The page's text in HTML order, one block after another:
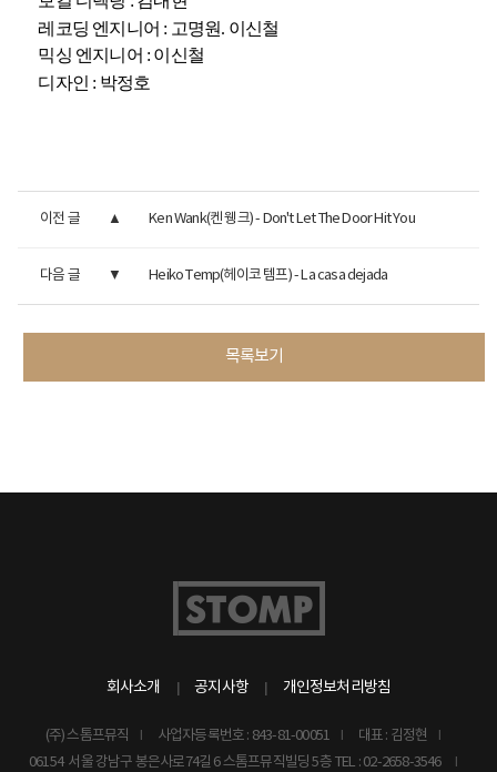
레코딩 엔지니어 : 고명원. 이신철
믹싱 엔지니어 : 이신철
디자인 : 박정호
이전 글 Ken Wank(켄 웽크) - Don't Let The Door Hit You
다음 글 Heiko Temp(헤이코 템프) - La casa dejada
목록보기
회사소개 공지사항 개인정보처리방침
(주) 스톰프뮤직 사업자등록번호 : 843-81-00051
대표 : 김정현
06154 서울 강남구 봉은사로74길 6 스톰프뮤직빌딩 5층 TEL : 02-2658-3546